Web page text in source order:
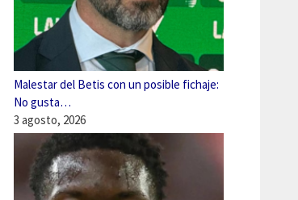
Malestar del Betis con un posible fichaje:
No gusta…
3 agosto, 2026